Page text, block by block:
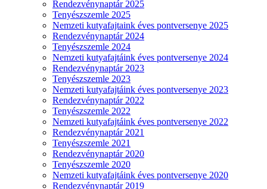
Rendezvénynaptár 2025
Tenyészszemle 2025
Nemzeti kutyafajtaink éves pontversenye 2025
Rendezvénynaptár 2024
Tenyészszemle 2024
Nemzeti kutyafajtáink éves pontversenye 2024
Rendezvénynaptár 2023
Tenyészszemle 2023
Nemzeti kutyafajtáink éves pontversenye 2023
Rendezvénynaptár 2022
Tenyészszemle 2022
Nemzeti kutyafajtáink éves pontversenye 2022
Rendezvénynaptár 2021
Tenyészszemle 2021
Rendezvénynaptár 2020
Tenyészszemle 2020
Nemzeti kutyafajtáink éves pontversenye 2020
Rendezvénynaptár 2019